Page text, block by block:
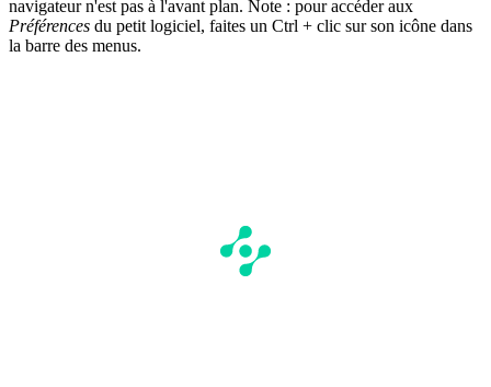
navigateur n'est pas à l'avant plan. Note : pour accéder aux
Préférences du petit logiciel, faites un Ctrl + clic sur son icône dans
la barre des menus.